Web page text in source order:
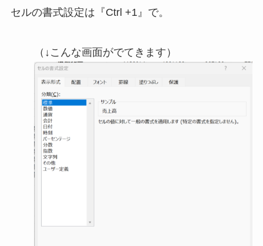
セルの書式設定は『Ctrl +1』で。
（↓こんな画面がでてきます）